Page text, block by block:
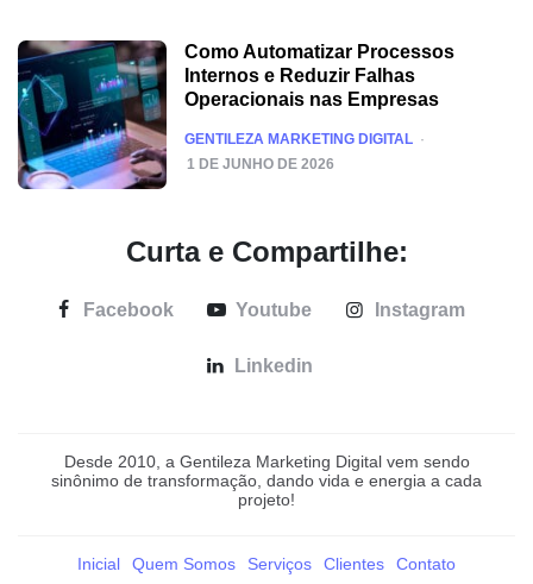
Como Automatizar Processos
Internos e Reduzir Falhas
Operacionais nas Empresas
POSTED
GENTILEZA MARKETING DIGITAL
1 DE JUNHO DE 2026
Curta e Compartilhe:
Facebook Youtube Instagram
Linkedin
Desde 2010, a Gentileza Marketing Digital vem sendo
sinônimo de transformação, dando vida e energia a cada
projeto!
Inicial Quem Somos Serviços Clientes Contato